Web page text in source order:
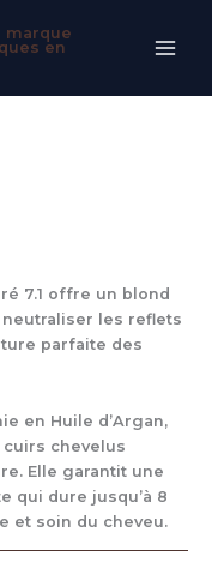
7.1 offre un blond
les reflets
parfaite des
en Huile d’Argan,
cuirs chevelus
Elle garantit une
qui dure jusqu’à 8
et soin du cheveu.